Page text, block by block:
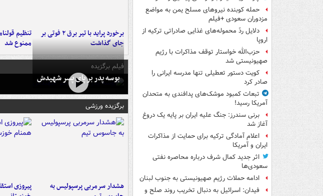
حمله کوبنده نیروهای مسلح یمن به مواضع
مزدوران سعودی +فیلم
دلایل ردّ محموله‌های غذایی صادراتی ترکیه از
اروپا
حزب‌الله خواستار توقف مذاکرات با رژیم
صهیونیستی شد
کویت دستور تعطیلی تنها مدرسه ایرانی را
صادر کرد
تبعات کمبود موشک‌های پدافندی به متحدان
آمریکا رسید!
برنی سندرز: جنگ علیه ایران بر پایه یک دروغ
آغاز شد
اعلام آمادگی ترکیه برای حمایت از مذاکرات
ایران و آمریکا
اثر جدید کمال شرف درباره محاصره نفتی
سعودی‌ها
ادامه حملات رژیم صهیونیستی به جنوب لبنان
فیدان: اسرائیل به دنبال تخریب روند صلح و
برخورد پراید با تیر برق ۲ فوتی بر
جای گذاشت
تنظیم
ممنوع شد
فیلم برگزیده
بوسه‌ پدر بر پای پسر شهیدش
برگزیده ورزشی
هشدار سرمربی پرسپولیس به
پیروزی